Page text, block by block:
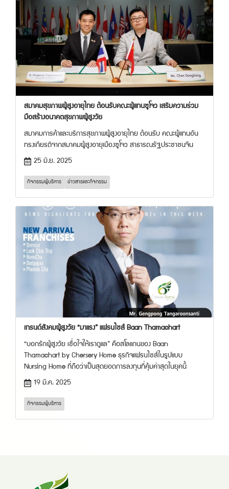
สมาคมสุขภาพผู้สูงอายุไทย ต้อนรับคณะผู้แทนซูโจว เสริมความร่วม
มือสร้างอนาคตสุขภาพผู้สูงวัย
สมาคมการค้าและบริการสุขภาพผู้สูงอายุไทย ต้อนรับ คณะผู้แทนอัน
ทรงเกียรติจากสมาคมผู้สูงอายุเมืองซูโจว สาธารณรัฐประชาชนจีน
25 มิ.ย. 2025
กิจกรรมผู้บริหาร ข่าวสารและกิจกรรม
เทรนด์สังคมผู้สูงวัย “มาแรง” แฟรนไชส์ Baan Thamachart
“บอกรักผู้สูงวัย เชื่อใจให้เราดูแล” คือสโลแกนของ Baan
Thamachart by Chersery Home ธุรกิจแฟรนไชส์ในรูปแบบ
Nursing Home ที่ถือว่าเป็นสุดยอดการลงทุนที่คุ้มค่าสุดในยุคนี้
19 มี.ค. 2025
กิจกรรมผู้บริหาร